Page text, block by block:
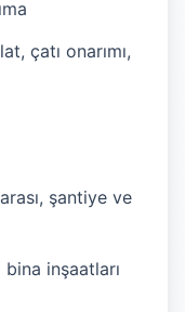
çatı onarımı,
şantiye ve
bina inşaatları